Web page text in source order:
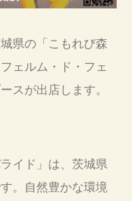
県の「こもれび森
ェルム・ド・フェ
スが出店します。
イド 」は、茨城県
。自然豊かな環境